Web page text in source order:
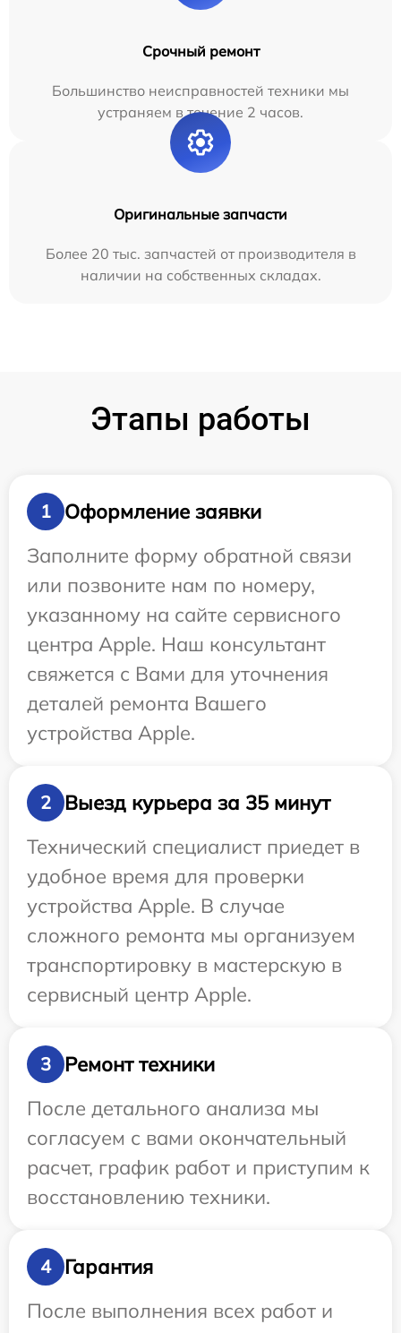
Срочный ремонт
Большинство неисправностей техники мы
устраняем в течение 2 часов.
Оригинальные запчасти
Более 20 тыс. запчастей от производителя в
наличии на собственных складах.
Этапы работы
1
Оформление заявки
Заполните форму обратной связи
или позвоните нам по номеру,
указанному на сайте сервисного
центра Apple. Наш консультант
свяжется с Вами для уточнения
деталей ремонта Вашего
устройства Apple.
2
Выезд курьера за 35 минут
Технический специалист приедет в
удобное время для проверки
устройства Apple. В случае
сложного ремонта мы организуем
транспортировку в мастерскую в
сервисный центр Apple.
3
Ремонт техники
После детального анализа мы
согласуем с вами окончательный
расчет, график работ и приступим к
восстановлению техники.
4
Гарантия
После выполнения всех работ и